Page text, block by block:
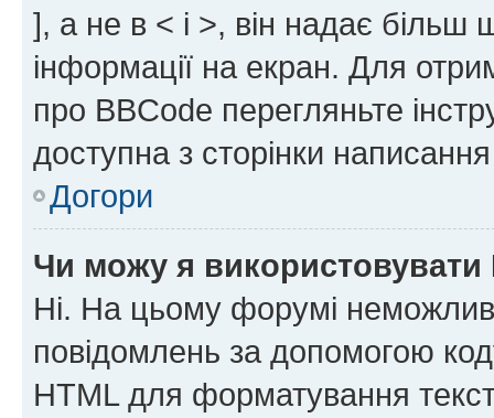
], а не в < і >, він надає більш
інформації на екран. Для
про BBCode перегляньте
доступна з сторінки
Догори
Чи можу я використовувати
Ні. На цьому форумі
повідомлень за допомогою
HTML для форматування